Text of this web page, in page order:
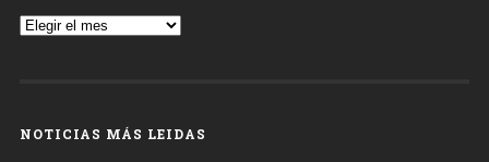
Archivos
NOTICIAS MÁS LEIDAS